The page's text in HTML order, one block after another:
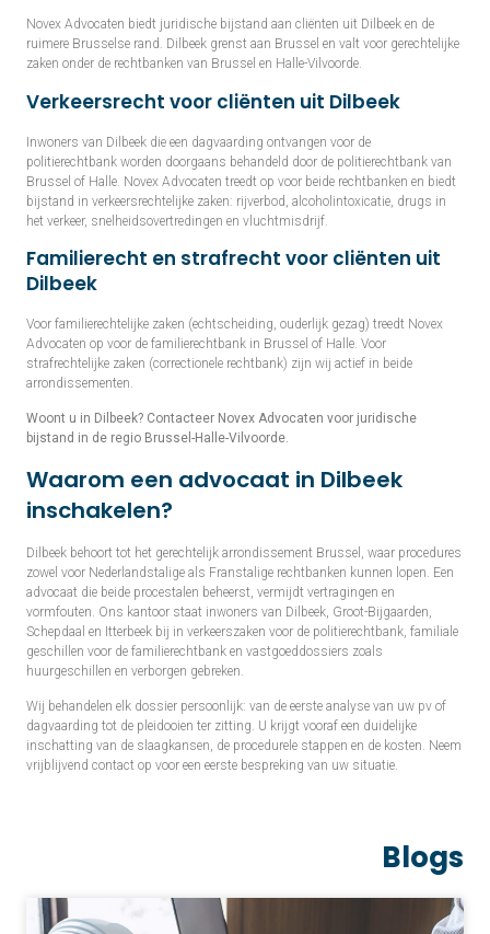
Novex Advocaten biedt juridische bijstand aan cliënten uit Dilbeek en de
ruimere Brusselse rand. Dilbeek grenst aan Brussel en valt voor gerechtelijke
zaken onder de rechtbanken van Brussel en Halle-Vilvoorde.
Verkeersrecht voor cliënten uit Dilbeek
Inwoners van Dilbeek die een dagvaarding ontvangen voor de
politierechtbank worden doorgaans behandeld door de politierechtbank van
Brussel of Halle. Novex Advocaten treedt op voor beide rechtbanken en biedt
bijstand in verkeersrechtelijke zaken: rijverbod, alcoholintoxicatie, drugs in
het verkeer, snelheidsovertredingen en vluchtmisdrijf.
Familierecht en strafrecht voor cliënten uit
Dilbeek
Voor familierechtelijke zaken (echtscheiding, ouderlijk gezag) treedt Novex
Advocaten op voor de familierechtbank in Brussel of Halle. Voor
strafrechtelijke zaken (correctionele rechtbank) zijn wij actief in beide
arrondissementen.
Woont u in Dilbeek? Contacteer Novex Advocaten voor juridische
bijstand in de regio Brussel-Halle-Vilvoorde.
Waarom een advocaat in Dilbeek
inschakelen?
Dilbeek behoort tot het gerechtelijk arrondissement Brussel, waar procedures
zowel voor Nederlandstalige als Franstalige rechtbanken kunnen lopen. Een
advocaat die beide procestalen beheerst, vermijdt vertragingen en
vormfouten. Ons kantoor staat inwoners van Dilbeek, Groot-Bijgaarden,
Schepdaal en Itterbeek bij in verkeerszaken voor de politierechtbank, familiale
geschillen voor de familierechtbank en vastgoeddossiers zoals
huurgeschillen en verborgen gebreken.
Wij behandelen elk dossier persoonlijk: van de eerste analyse van uw pv of
dagvaarding tot de pleidooien ter zitting. U krijgt vooraf een duidelijke
inschatting van de slaagkansen, de procedurele stappen en de kosten. Neem
vrijblijvend contact op voor een eerste bespreking van uw situatie.
Blogs